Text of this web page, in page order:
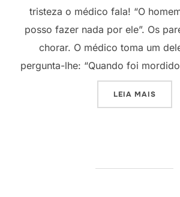
tristeza o médico fala! “O
posso fazer nada por ele”. Os
chorar. O médico toma um
pergunta-lhe: “Quando foi
LEIA MAIS